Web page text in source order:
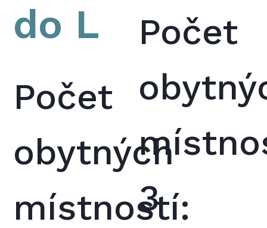
do L
Počet
obytných
místností:
Počet
3